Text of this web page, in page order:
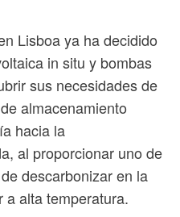
Lisboa ya ha decidido
in situ y bombas
sus necesidades de
almacenamiento
hacia la
al proporcionar uno de
descarbonizar en la
a alta temperatura.